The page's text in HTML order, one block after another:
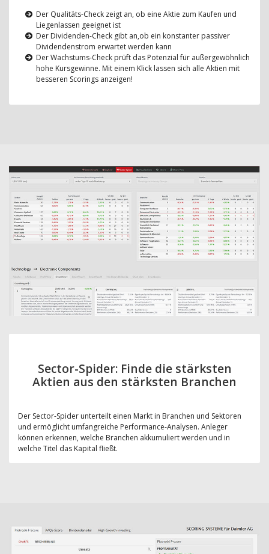
Der Qualitäts-Check zeigt an, ob eine Aktie zum Kaufen und
Liegenlassen geeignet ist
Der Dividenden-Check gibt an,ob ein konstanter passiver
Dividendenstrom erwartet werden kann
Der Wachstums-Check prüft das Potenzial für außergewöhnlich
hohe Kursgewinne. Mit einem Klick lassen sich alle Aktien mit
besseren Scorings anzeigen!
Sector-Spider: Finde die stärksten
Aktien aus den stärksten Branchen
Der Sector-Spider unterteilt einen Markt in Branchen und Sektoren
und ermöglicht umfangreiche Performance-Analysen. Anleger
können erkennen, welche Branchen akkumuliert werden und in
welche Titel das Kapital fließt.